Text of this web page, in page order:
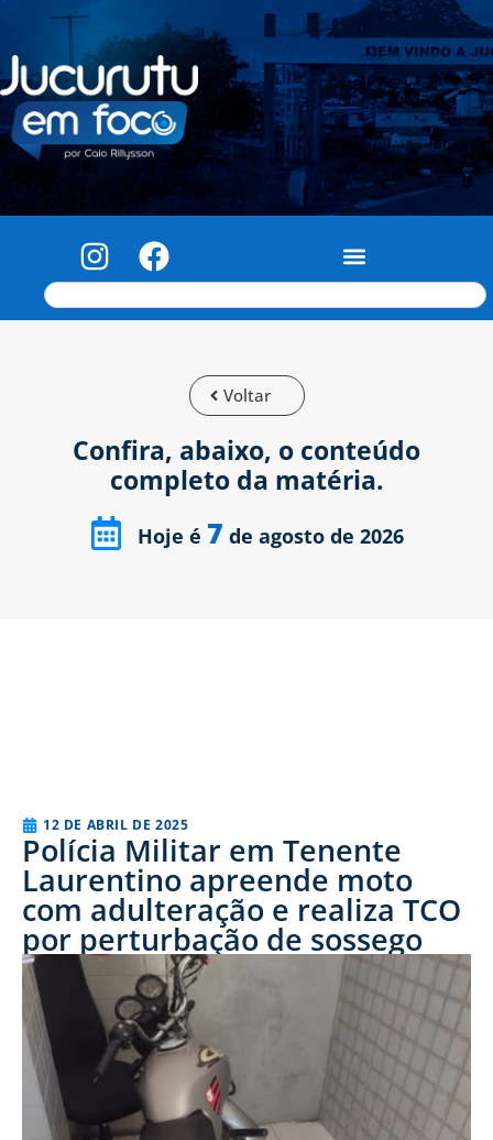
Voltar
Confira, abaixo, o conteúdo
completo da matéria.
Hoje é 7 de agosto de 2026
12 DE ABRIL DE 2025
Polícia Militar em Tenente
Laurentino apreende moto
com adulteração e realiza TCO
por perturbação de sossego